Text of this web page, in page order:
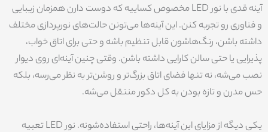
آینه قدی با نور LED مخصوص کساییه که دوست دارن همزمان زیبایی
و فناوری رو تجربه کنن. این آینه‌ها می‌تونن حالت‌های نورپردازی مختلف
داشته باشن، رنگ‌هاشون قابل تنظیم باشه و حتی برای اتاق خواب،
پذیرایی یا حتی سالن کارایی داشته باشن. وقتی چنین آینه‌ای روی دیوار
نصب می‌شه، نه تنها فضای اتاق بزرگ‌تر و روشن‌تر به نظر می‌رسه، بلکه
حس مدرن و تازه بودن به کل دکور منتقل می‌شه.
یکی دیگه از مزایای این آینه‌ها، راحتی استفاده‌شونه. نور LED تعبیه